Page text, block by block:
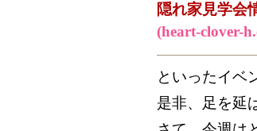
隠れ家見学会
(heart-clover-
といったイベ
是非、足を延